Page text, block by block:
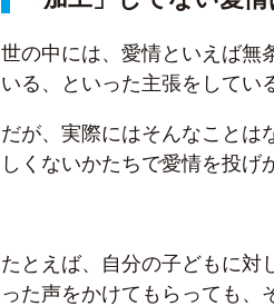
世の中には、愛情といえば無
いる、といった主張をしてい
だが、実際にはそんなことは
しくないかたちで愛情を投げ
たとえば、自分の子どもに対
った声をかけてもらっても、